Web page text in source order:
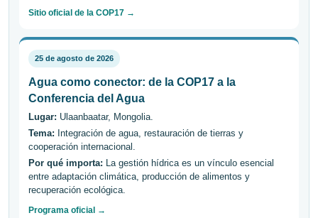
Sitio oficial de la COP17 →
25 de agosto de 2026
Agua como conector: de la COP17 a la
Conferencia del Agua
Lugar: Ulaanbaatar, Mongolia.
Tema: Integración de agua, restauración de tierras y
cooperación internacional.
Por qué importa: La gestión hídrica es un vínculo esencial
entre adaptación climática, producción de alimentos y
recuperación ecológica.
Programa oficial →